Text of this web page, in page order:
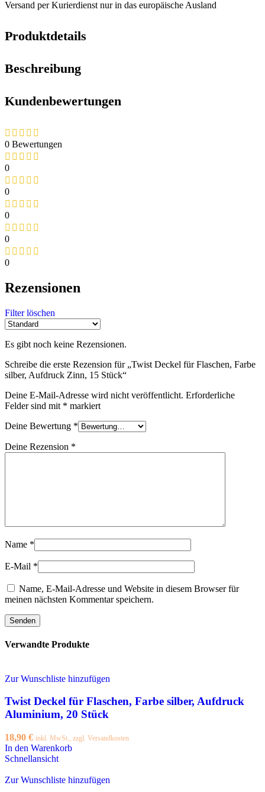
Versand per Kurierdienst nur in das europäische Ausland
Produktdetails
Beschreibung
Kundenbewertungen
0 Bewertungen
0
0
0
0
0
Rezensionen
Filter löschen
Es gibt noch keine Rezensionen.
Schreibe die erste Rezension für „Twist Deckel für Flaschen, Farbe
silber, Aufdruck Zinn, 15 Stück“
Deine E-Mail-Adresse wird nicht veröffentlicht. Erforderliche
Felder sind mit * markiert
Deine Bewertung *
Deine Rezension *
Name *
E-Mail *
Name, E-Mail-Adresse und Website in diesem Browser für
meinen nächsten Kommentar speichern.
Verwandte Produkte
Zur Wunschliste hinzufügen
Twist Deckel für Flaschen, Farbe silber, Aufdruck
Aluminium, 20 Stück
18,90 € inkl. MwSt., zzgl. Versandkosten
In den Warenkorb
Schnellansicht
Zur Wunschliste hinzufügen